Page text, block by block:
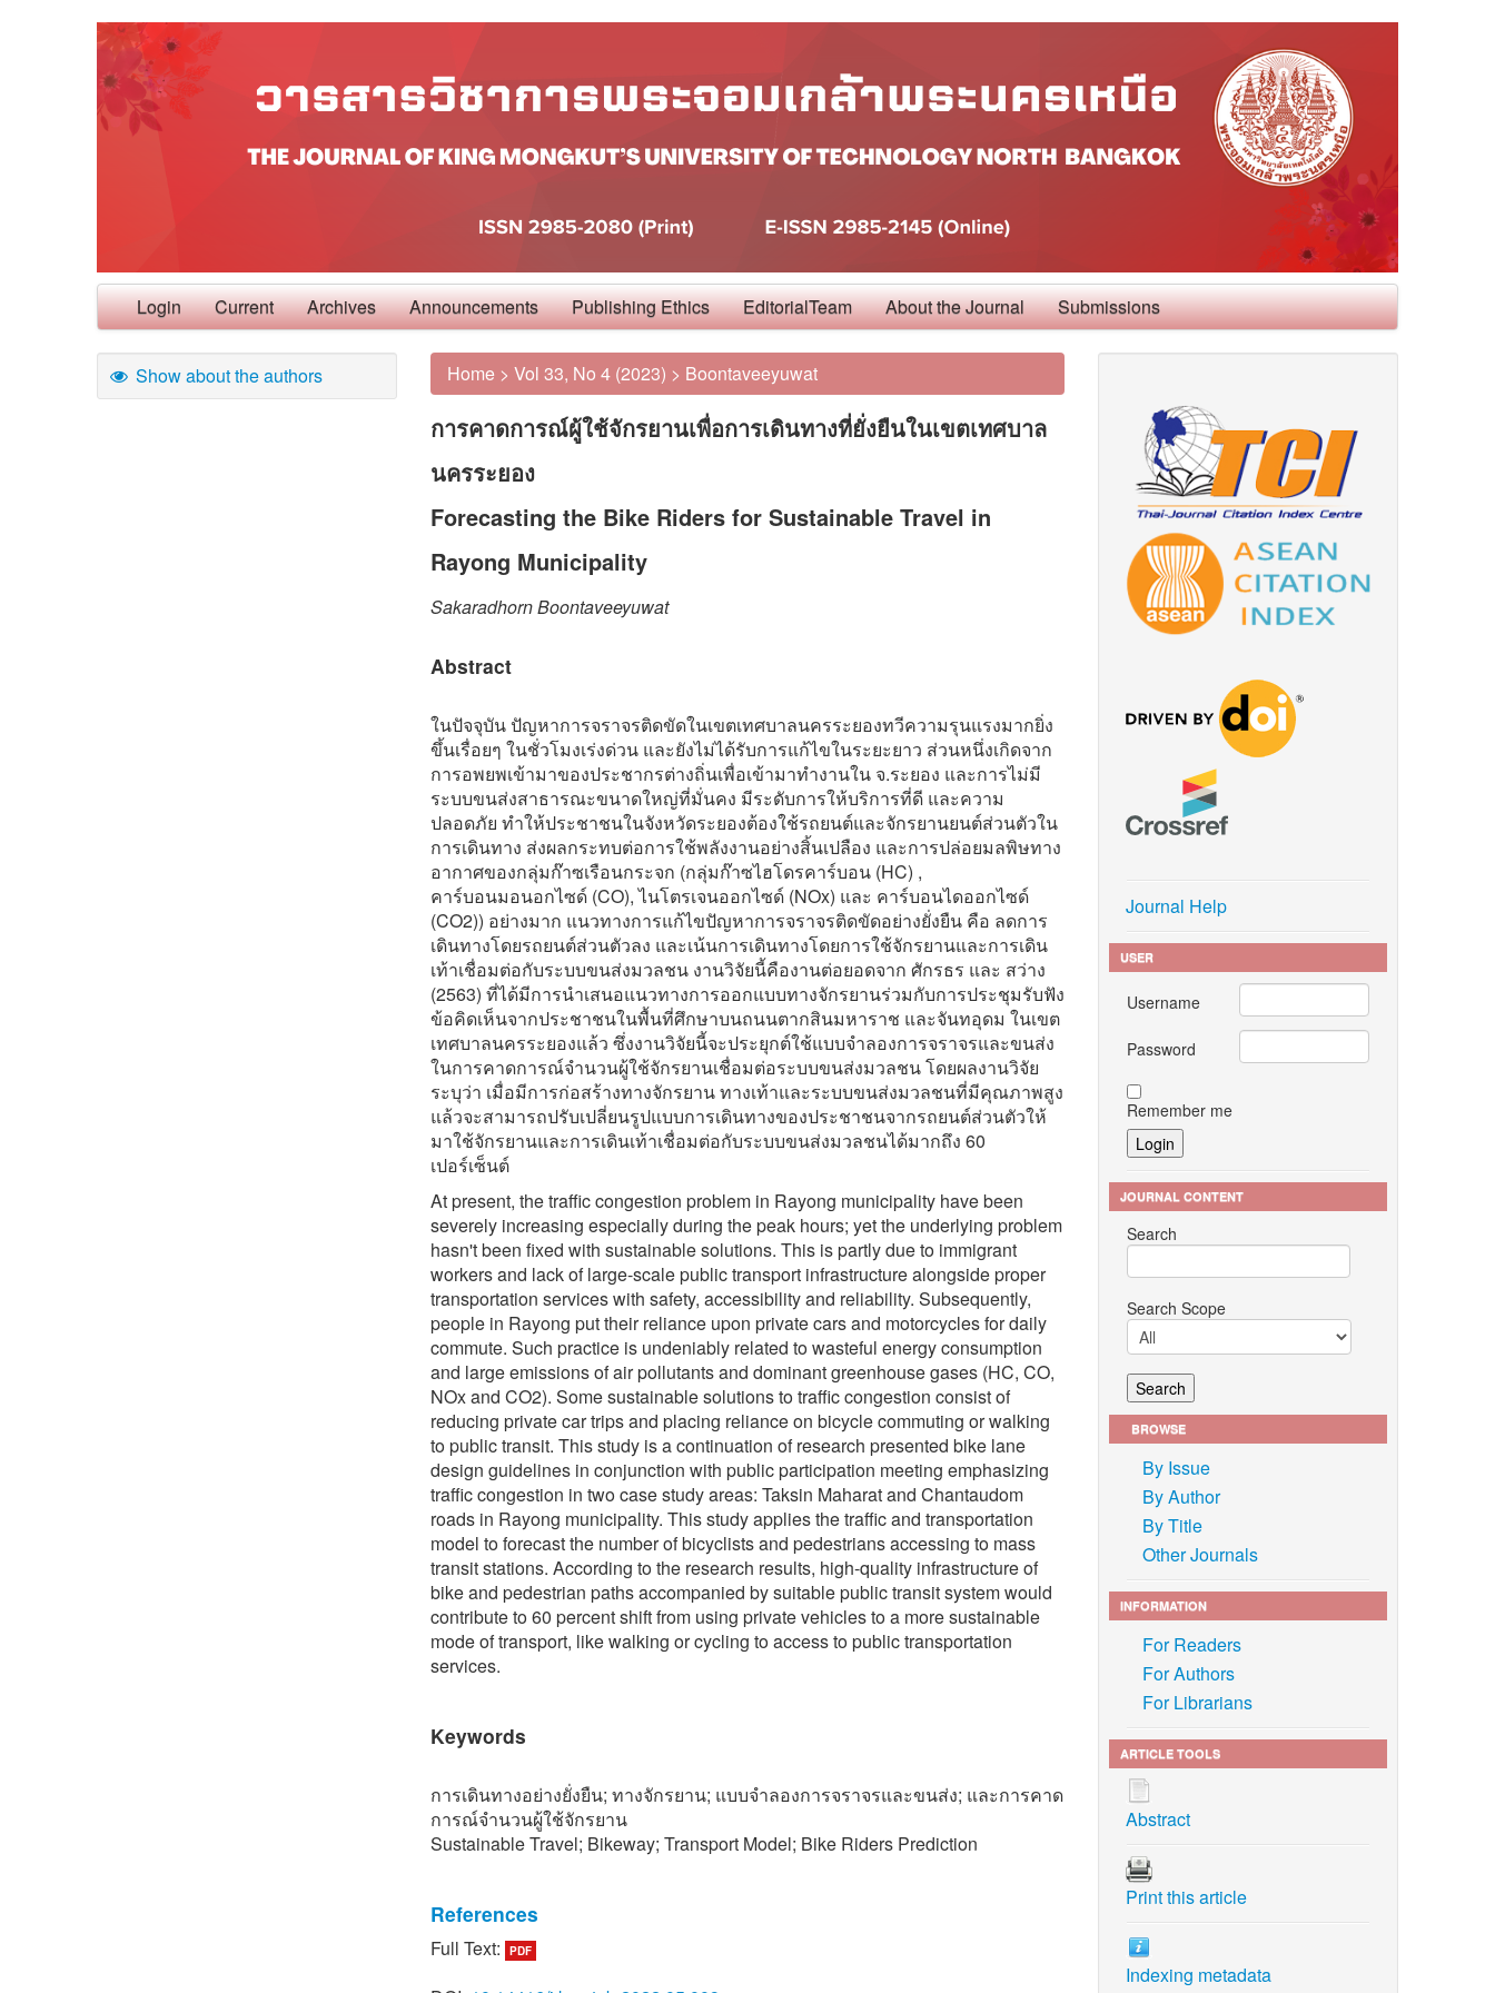
Login Current Archives Announcements Publishing Ethics EditorialTeam About the Journal Submissions
Show about the authors Home > Vol 33, No 4 (2023) > Boontaveeyuwat
การคาดการณ์ผู้ใช้จักรยานเพื่อการเดินทางที่ยั่งยืนในเขตเทศบาล
นครระยอง
Forecasting the Bike Riders for Sustainable Travel in
Rayong Municipality
Sakaradhorn Boontaveeyuwat
Abstract
ในปัจจุบัน ปัญหาการจราจรติดขัดในเขตเทศบาลนครระยองทวีความรุนแรงมากยิ่ง
ขึ้นเรื่อยๆ ในชั่วโมงเร่งด่วน และยังไม่ได้รับการแก้ไขในระยะยาว ส่วนหนึ่งเกิดจาก
การอพยพเข้ามาของประชากรต่างถิ่นเพื่อเข้ามาทำงานใน จ.ระยอง และการไม่มี
ระบบขนส่งสาธารณะขนาดใหญ่ที่มั่นคง มีระดับการให้บริการที่ดี และความ
ปลอดภัย ทำให้ประชาชนในจังหวัดระยองต้องใช้รถยนต์และจักรยานยนต์ส่วนตัวใน
การเดินทาง ส่งผลกระทบต่อการใช้พลังงานอย่างสิ้นเปลือง และการปล่อยมลพิษทาง
อากาศของกลุ่มก๊าซเรือนกระจก (กลุ่มก๊าซไฮโดรคาร์บอน (HC) ,
คาร์บอนมอนอกไซด์ (CO), ไนโตรเจนออกไซด์ (NOx) และ คาร์บอนไดออกไซด์
(CO2)) อย่างมาก แนวทางการแก้ไขปัญหาการจราจรติดขัดอย่างยั่งยืน คือ ลดการ
เดินทางโดยรถยนต์ส่วนตัวลง และเน้นการเดินทางโดยการใช้จักรยานและการเดิน
เท้าเชื่อมต่อกับระบบขนส่งมวลชน งานวิจัยนี้คืองานต่อยอดจาก ศักรธร และ สว่าง
(2563) ที่ได้มีการนำเสนอแนวทางการออกแบบทางจักรยานร่วมกับการประชุมรับฟัง
ข้อคิดเห็นจากประชาชนในพื้นที่ศึกษาบนถนนตากสินมหาราช และจันทอุดม ในเขต
เทศบาลนครระยองแล้ว ซึ่งงานวิจัยนี้จะประยุกต์ใช้แบบจำลองการจราจรและขนส่ง
ในการคาดการณ์จำนวนผู้ใช้จักรยานเชื่อมต่อระบบขนส่งมวลชน โดยผลงานวิจัย
ระบุว่า เมื่อมีการก่อสร้างทางจักรยาน ทางเท้าและระบบขนส่งมวลชนที่มีคุณภาพสูง
แล้วจะสามารถปรับเปลี่ยนรูปแบบการเดินทางของประชาชนจากรถยนต์ส่วนตัวให้
มาใช้จักรยานและการเดินเท้าเชื่อมต่อกับระบบขนส่งมวลชนได้มากถึง 60
เปอร์เซ็นต์
At present, the traffic congestion problem in Rayong municipality have been
severely increasing especially during the peak hours; yet the underlying problem
hasn't been fixed with sustainable solutions. This is partly due to immigrant
workers and lack of large-scale public transport infrastructure alongside proper
transportation services with safety, accessibility and reliability. Subsequently,
people in Rayong put their reliance upon private cars and motorcycles for daily
commute. Such practice is undeniably related to wasteful energy consumption
and large emissions of air pollutants and dominant greenhouse gases (HC, CO,
NOx and CO2). Some sustainable solutions to traffic congestion consist of
reducing private car trips and placing reliance on bicycle commuting or walking
to public transit. This study is a continuation of research presented bike lane
design guidelines in conjunction with public participation meeting emphasizing
traffic congestion in two case study areas: Taksin Maharat and Chantaudom
roads in Rayong municipality. This study applies the traffic and transportation
model to forecast the number of bicyclists and pedestrians accessing to mass
transit stations. According to the research results, high-quality infrastructure of
bike and pedestrian paths accompanied by suitable public transit system would
contribute to 60 percent shift from using private vehicles to a more sustainable
mode of transport, like walking or cycling to access to public transportation
services.
Keywords
การเดินทางอย่างยั่งยืน; ทางจักรยาน; แบบจำลองการจราจรและขนส่ง; และการคาด
การณ์จำนวนผู้ใช้จักรยาน
Sustainable Travel; Bikeway; Transport Model; Bike Riders Prediction
References
[1] Prachachat. (2020, July). 10 things that make you to know Rayong [Online] (in
Full Text: PDF
Journal Help
USER
Username
Password
Remember me
JOURNAL CONTENT
Search
Search Scope
BROWSE
By Issue
By Author
By Title
Other Journals
INFORMATION
For Readers
For Authors
For Librarians
ARTICLE TOOLS
Abstract
Print this article
Indexing metadata